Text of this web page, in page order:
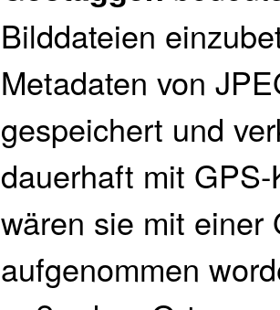
Bilddateien
Metadaten von
gespeichert und
dauerhaft mit
wären sie mit einer
aufgenommen